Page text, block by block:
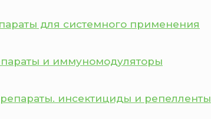
для системного применения
и иммуномодуляторы
инсектициды и репелленты